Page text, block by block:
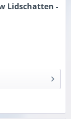
Lidschatten -